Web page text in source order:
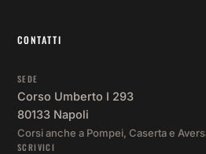
CONTATTI
SEDE
Corso Umberto I 293
80133 Napoli
Corsi anche a Pompei, Caserta e
SCRIVICI